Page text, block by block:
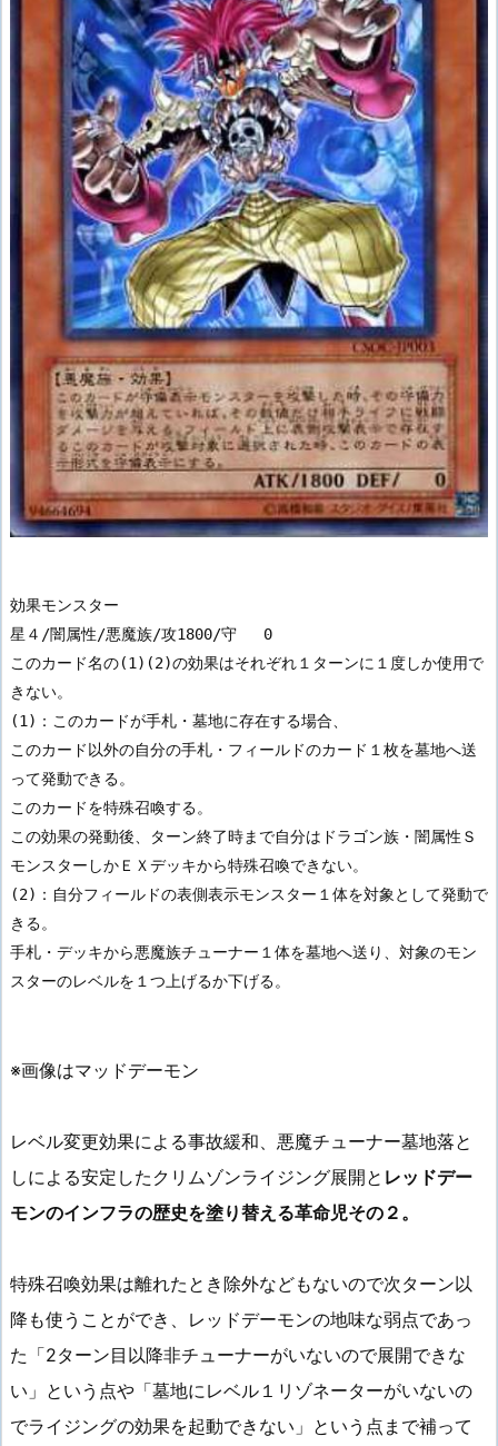
効果モンスター
星４/闇属性/悪魔族/攻1800/守   0
このカード名の(1)(2)の効果はそれぞれ１ターンに１度しか使用で
きない。
(1)：このカードが手札・墓地に存在する場合、
このカード以外の自分の手札・フィールドのカード１枚を墓地へ送
って発動できる。
このカードを特殊召喚する。
この効果の発動後、ターン終了時まで自分はドラゴン族・闇属性Ｓ
モンスターしかＥＸデッキから特殊召喚できない。
(2)：自分フィールドの表側表示モンスター１体を対象として発動で
きる。
手札・デッキから悪魔族チューナー１体を墓地へ送り、対象のモン
スターのレベルを１つ上げるか下げる。
※画像はマッドデーモン
レベル変更効果による事故緩和、悪魔チューナー墓地落と
しによる安定したクリムゾンライジング展開と レッドデー
モンのインフラの歴史を塗り替える革命児その２。
特殊召喚効果は離れたとき除外などもないので次ターン以
降も使うことができ、レッドデーモンの地味な弱点であっ
た「2ターン目以降非チューナーがいないので展開できな
い」という点や「墓地にレベル１リゾネーターがいないの
でライジングの効果を起動できない」という点まで補って